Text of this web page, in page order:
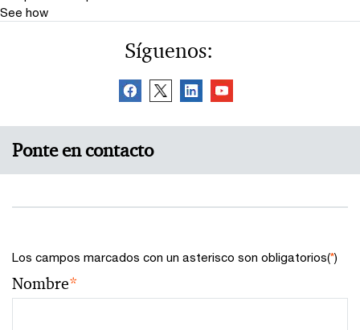
See how
Síguenos:
Ponte en contacto
Los campos marcados con un asterisco son obligatorios(*)
Nombre*